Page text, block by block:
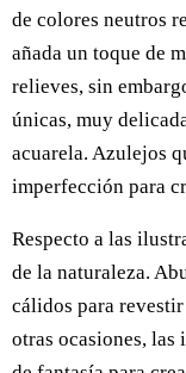
de colores neutros
añada un toque de
relieves, sin
únicas, muy
acuarela. Azulejos
imperfección para
Respecto a las
de la naturaleza.
cálidos para
otras ocasiones,